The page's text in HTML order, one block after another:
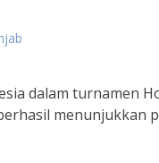
dalam turnamen
menunjukkan